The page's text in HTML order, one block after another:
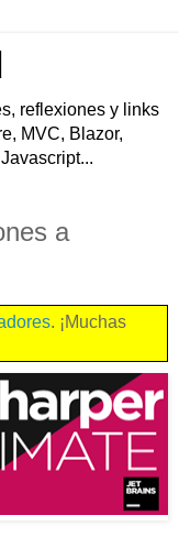
reflexiones y links
MVC, Blazor,
a
. ¡Muchas